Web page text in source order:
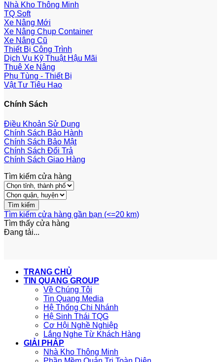
Nhà Kho Thông Minh
TQ Soft
Xe Nâng Mới
Xe Nâng Chụp Container
Xe Nâng Cũ
Thiết Bị Công Trình
Dịch Vụ Kỹ Thuật Hậu Mãi
Thuê Xe Nâng
Phụ Tùng - Thiết Bị
Vật Tư Tiêu Hao
Chính Sách
Điều Khoản Sử Dụng
Chính Sách Bảo Hành
Chính Sách Bảo Mật
Chính Sách Đổi Trả
Chính Sách Giao Hàng
Tìm kiếm cửa hàng
Tìm kiếm cửa hàng gần bạn (<=20 km)
Tìm thấy cửa hàng
Đang tải...
TRANG CHỦ
TIN QUANG GROUP
Về Chúng Tôi
Tin Quang Media
Hệ Thống Chi Nhánh
Hệ Sinh Thái TQG
Cơ Hội Nghề Nghiệp
Lắng Nghe Từ Khách Hàng
GIẢI PHÁP
Nhà Kho Thông Minh